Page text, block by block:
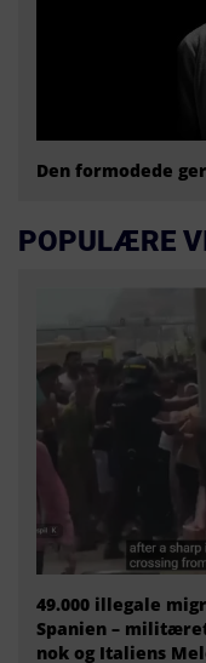
Den formodede
POPULÆRE
49.000 illegale
Spanien –
nok og Italiens